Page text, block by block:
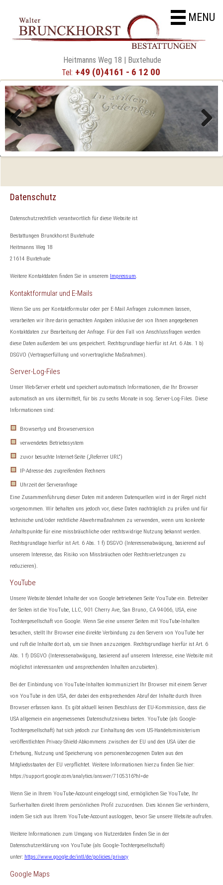
MENU
Heitmanns Weg 18 | Buxtehude
Tel: +49 (0)4161 - 6 12 00
Previous
Datenschutz
Datenschutzrechtlich verantwortlich für diese Website ist
Bestattungen Brunckhorst Buxtehude
Heitmanns Weg 18
21614 Buxtehude
Weitere Kontaktdaten finden Sie in unserem Impressum.
Kontaktformular und E-Mails
Wenn Sie uns per Kontaktformular oder per E-Mail Anfragen zukommen lassen,
verarbeiten wir Ihre darin gemachten Angaben inklusive der von Ihnen angegebenen
Kontaktdaten zur Bearbeitung der Anfrage. Für den Fall von Anschlussfragen werden
diese Daten außerdem bei uns gespeichert. Rechtsgrundlage hierfür ist Art. 6 Abs. 1 b)
DSGVO (Vertragserfüllung und vorvertragliche Maßnahmen).
Server-Log-Files
Unser Web-Server erhebt und speichert automatisch Informationen, die Ihr Browser
automatisch an uns übermittelt, für bis zu sechs Monate in sog. Server-Log-Files. Diese
Informationen sind:
Browsertyp und Browserversion
verwendetes Betriebssystem
zuvor besuchte Internet-Seite („Referrer URL“)
IP-Adresse des zugreifenden Rechners
Uhrzeit der Serveranfrage
Eine Zusammenführung dieser Daten mit anderen Datenquellen wird in der Regel nicht
vorgenommen. Wir behalten uns jedoch vor, diese Daten nachträglich zu prüfen und für
technische und/oder rechtliche Abwehrmaßnahmen zu verwenden, wenn uns konkrete
Anhaltspunkte für eine missbräuchliche oder rechtswidrige Nutzung bekannt werden.
Rechtsgrundlage hierfür ist Art. 6 Abs. 1 f) DSGVO (Interessenabwägung, basierend auf
unserem Interesse, das Risiko von Missbräuchen oder Rechtsverletzungen zu
reduzieren).
YouTube
Unsere Website blendet Inhalte der von Google betriebenen Seite YouTube ein. Betreiber
der Seiten ist die YouTube, LLC, 901 Cherry Ave, San Bruno, CA 94066, USA, eine
Tochtergesellschaft von Google. Wenn Sie eine unserer Seiten mit YouTube-Inhalten
besuchen, stellt Ihr Browser eine direkte Verbindung zu den Servern von YouTube her
und ruft die Inhalte dort ab, um sie Ihnen anzuzeigen. Rechtsgrundlage hierfür ist Art. 6
Abs. 1 f) DSGVO (Interessenabwägung, basierend auf unserem Interesse, eine Website mit
möglichst interessanten und ansprechenden Inhalten anzubieten).
Bei der Einbindung von YouTube-Inhalten kommuniziert Ihr Browser mit einem Server
von YouTube in den USA, der dabei den entsprechenden Abruf der Inhalte durch Ihren
Browser erfassen kann. Es gibt aktuell keinen Beschluss der EU-Kommission, dass die
USA allgemein ein angemessenes Datenschutzniveau bieten. YouTube (als Google-
Tochtergesellschaft) hat sich jedoch zur Einhaltung des vom US-Handelsministerium
veröffentlichten Privacy-Shield-Abkommens zwischen der EU und den USA über die
Erhebung, Nutzung und Speicherung von personenbezogenen Daten aus den
Mitgliedsstaaten der EU verpflichtet. Weitere Informationen hierzu finden Sie hier:
https://support.google.com/analytics/answer/7105316?hl=de
Wenn Sie in Ihrem YouTube-Account eingeloggt sind, ermöglichen Sie YouTube, Ihr
Surfverhalten direkt Ihrem persönlichen Profil zuzuordnen. Dies können Sie verhindern,
indem Sie sich aus Ihrem YouTube-Account ausloggen, bevor Sie unsere Website aufrufen.
Weitere Informationen zum Umgang von Nutzerdaten finden Sie in der
Datenschutzerklärung von YouTube (als Google-Tochtergesellschaft)
unter: https://www.google.de/intl/de/policies/privacy
Google Maps